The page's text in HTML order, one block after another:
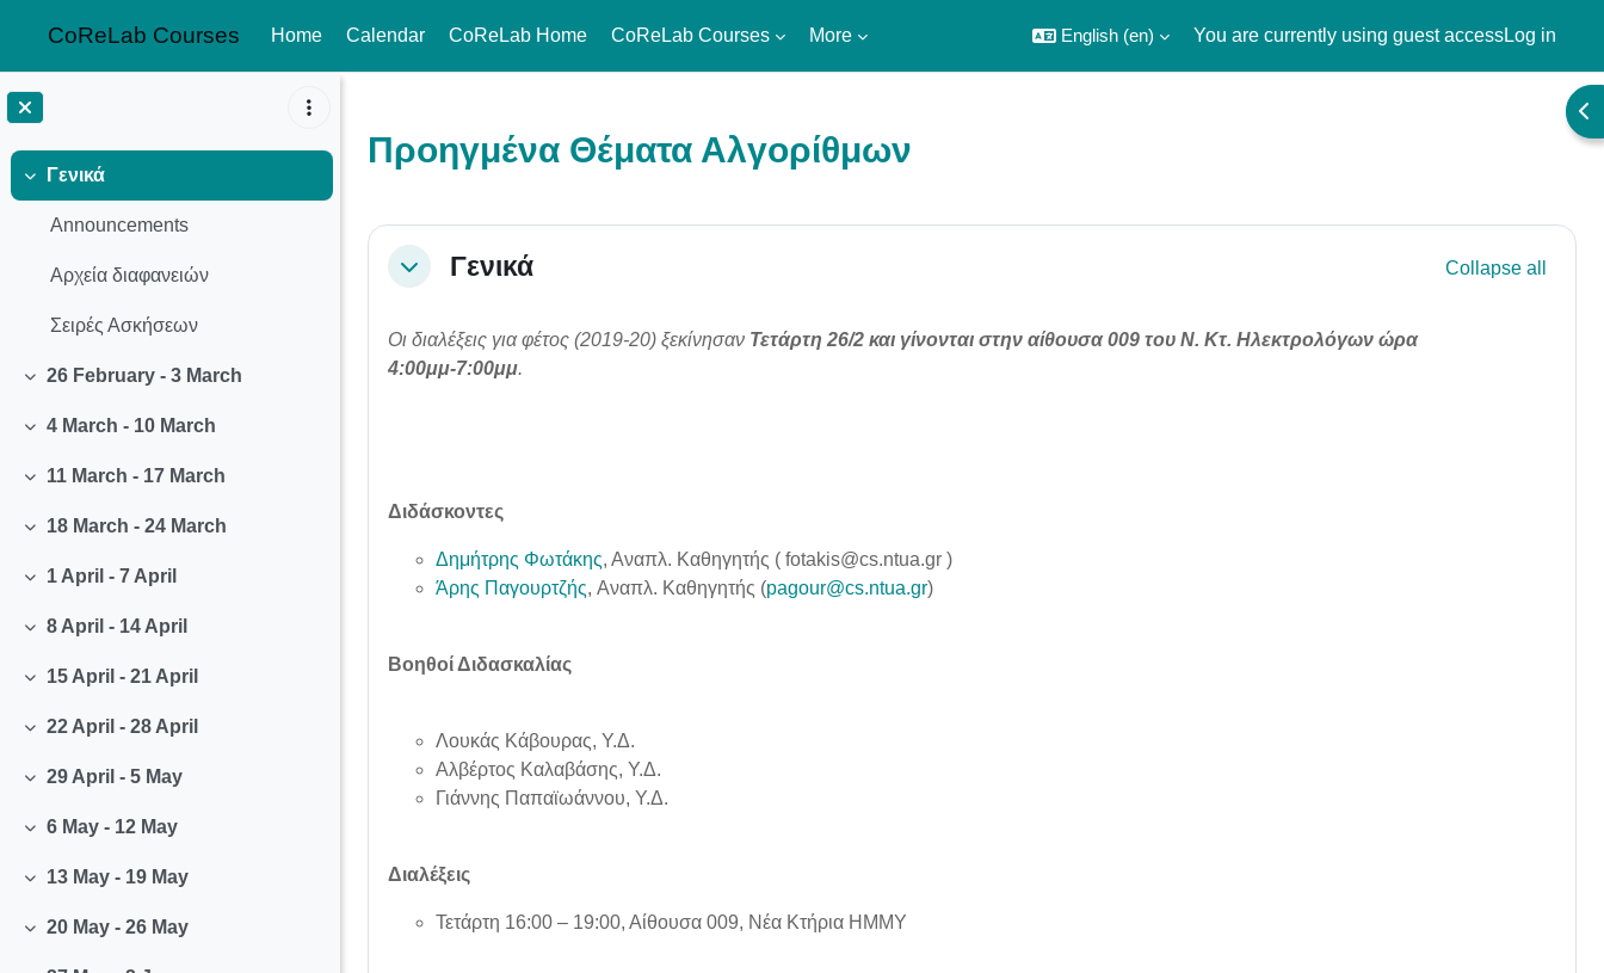
CoReLab Courses Home Calendar CoReLab Home CoReLab Courses More English ‎(en)‎ You are currently using guest accessLog in
Collapse
Γενικά
Announcements
Αρχεία διαφανειών
Σειρές Ασκήσεων
Collapse
26 February - 3 March
Collapse
4 March - 10 March
Collapse
11 March - 17 March
Collapse
18 March - 24 March
Collapse
1 April - 7 April
Collapse
8 April - 14 April
Collapse
15 April - 21 April
Collapse
22 April - 28 April
Collapse
29 April - 5 May
Collapse
6 May - 12 May
Collapse
13 May - 19 May
Collapse
20 May - 26 May
Προηγμένα Θέματα Αλγορίθμων
Section outline
CollapseΓενικά Collapse all
Οι διαλέξεις για φέτος (2019-20) ξεκίνησαν Τετάρτη 26/2 και γίνονται στην αίθουσα 009 του Ν. Κτ. Ηλεκτρολόγων ώρα
4:00μμ-7:00μμ.
Διδάσκοντες
Δημήτρης Φωτάκης, Αναπλ. Καθηγητής ( fotakis@cs.ntua.gr )
Άρης Παγουρτζής, Αναπλ. Καθηγητής (pagour@cs.ntua.gr)
Βοηθοί Διδασκαλίας
Λουκάς Κάβουρας, Υ.Δ.
Αλβέρτος Καλαβάσης, Υ.Δ.
Γιάννης Παπαϊωάννου, Υ.Δ.
Διαλέξεις
Τετάρτη 16:00 – 19:00, Αίθoυσα 009, Νέα Κτήρια ΗΜΜΥ